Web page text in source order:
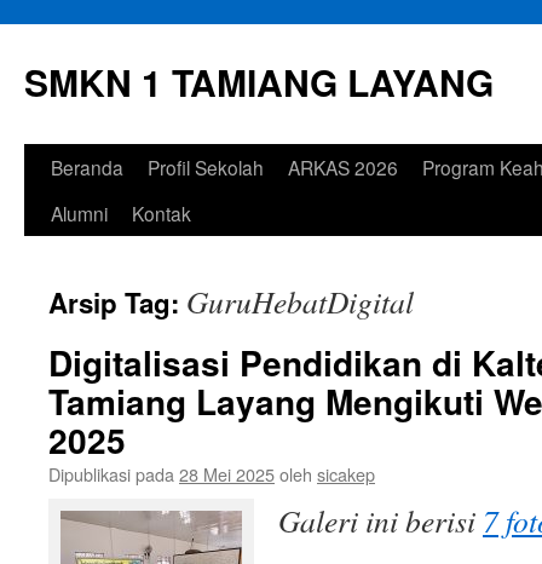
isi
SMKN 1 TAMIANG LAYANG
Beranda Profil Sekolah ARKAS 2026
Program
Alumni
Kontak
Arsip Tag: GuruHebatDigital
Digitalisasi Pendidikan di
Tamiang Layang Mengikuti
2025
Dipublikasi pada 28 Mei 2025oleh sicakep
Galeri ini berisi 7